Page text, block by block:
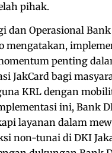
pihak.
dan Operasional
mengatakan,
penting
JakCard bagi
KRL dengan
ini, Bank
layanan dalam
non-tunai di DKI